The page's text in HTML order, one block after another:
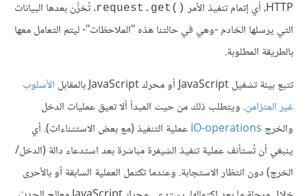
HTTP، أي إتمام تنفيذ الأمر ()request.get
. تُخزَّن بعدها البيانات
التي يرسلها الخادم -وهي في حالتنا هذه "الملاحظات"- ليتم التعامل معها
بالطريقة المطلوبة.
تتبع بيئة تشغيل JavaScript أو محرك JavaScript بالمقابل
الأسلوب
غير المتزامن. ويتطلب ذلك من حيث المبدأ ألا تعيق عمليات الدخل
والخرج IO-operationsعملية التنفيذ (مع بعض الاستثناءات). أي
ينبغي أن تُستأنف عملية تنفيذ الشيفرة مباشرة بعد استدعاء دالة (الدخل/
الخرج) دون انتظار الاستجابة. وعندما تكتمل العملية السابقة أو بالأحرى